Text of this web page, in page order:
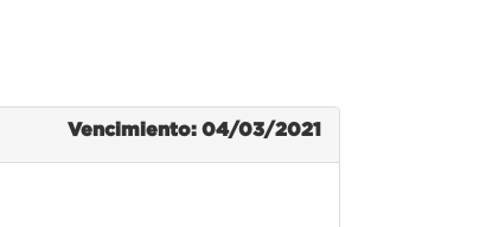
Vencimiento: 04/03/2021